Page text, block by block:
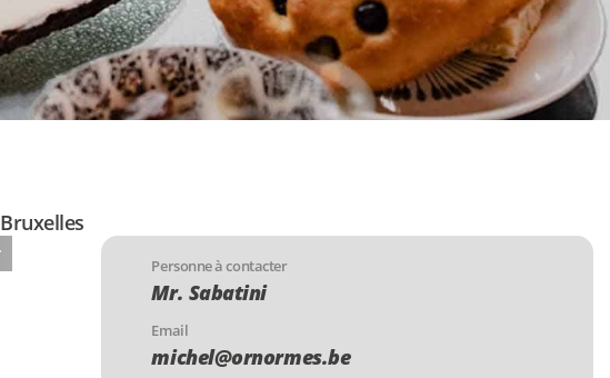
Bruxelles
Personne à contacter
Mr. Sabatini
Email
michel@ornormes.be